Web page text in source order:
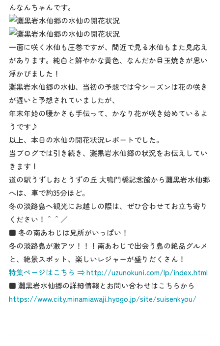
んなんちゃんです。
一面に咲く水仙も圧巻ですが、間近で見る水仙もまた見応え
があります。純白と鮮やかな黄色、なんだか目玉焼きが思い
浮かびました！
灘黒岩水仙郷の水仙、当初の予想では今シーズンは花の咲き
が遅いと予想されていましたが、
年末年始の暖かさも手伝って、かなり花が咲き始めているよ
うです♪
以上、本日の水仙の開花状況レポートでした。
当ブログでは引き続き、灘黒岩水仙郷の状況をお伝えしてい
きます！
道の駅うずしおとうずの丘 大鳴門橋記念館から灘黒岩水仙郷
へは、車で約35分ほど。
冬の淡路島へ観光にお越しの際は、ぜひ合わせてお立ち寄り
ください！＾＾／
■ 冬の南あわじは見所がいっぱい！
冬の淡路島が激アツ！！！南あわじで出会う島の絶品グルメ
と、絶景スポット、楽しいレジャーが盛りだくさん！
特集ページはこちら ⇒ http://uzunokuni.com/lp/index.html
■ 灘黒岩水仙郷の詳細情報とお問い合わせはこちらから
https://www.city.minamiawaji.hyogo.jp/site/suisenkyou/